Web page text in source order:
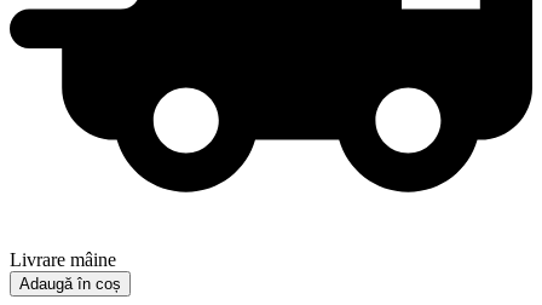
Livrare mâine
Adaugă în coș